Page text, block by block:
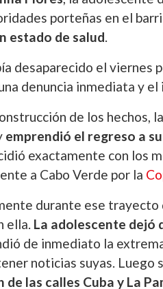
porteñas en el
estado de salud.
desaparecido el viernes
denuncia inmediata y
de los hechos,
emprendió el regreso a
exactamente con los
a Cabo Verde por la
durante ese
ella. La adolescente dejó
de inmediato la
noticias suyas. Luego
las calles Cuba y La